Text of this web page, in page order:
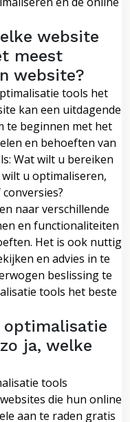
website
meest
website?
tools het
kan een uitdagende
te beginnen met het
en behoeften van
Wat wilt u bereiken
u optimaliseren,
naar verschillende
en functionaliteiten
Het is ook nuttig
en advies in te
beslissing te
tools het beste
ja, welke
tools
die hun online
aan te raden gratis